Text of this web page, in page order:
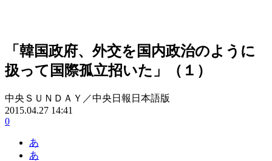
「韓国政府、外交を国内政治のように
扱って国際孤立招いた」（１）
中央ＳＵＮＤＡＹ／中央日報日本語版
2015.04.27 14:41
0
あ
あ